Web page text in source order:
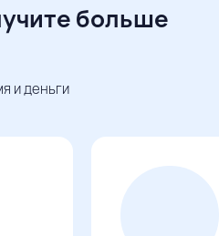
больше
и деньги